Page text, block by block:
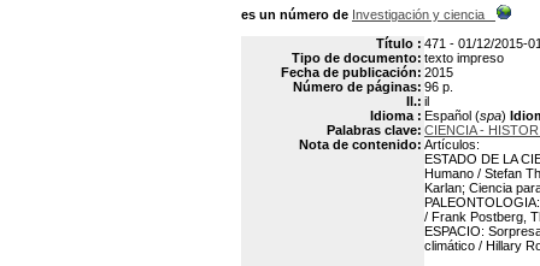
es un número de Investigación y ciencia
Título : 471 - 01/12/2015-
Tipo de documento: texto impreso
Fecha de publicación: 2015
Número de páginas: 96 p.
Il.: il
Idioma : Español (spa)
Palabras clave: CIENCIA -
Nota de contenido: Artículos:
ESTADO DE LA
Humano / Stefan
Karlan; Ciencia
/ Frank Postberg,
ESPACIO:
climático / Hillary